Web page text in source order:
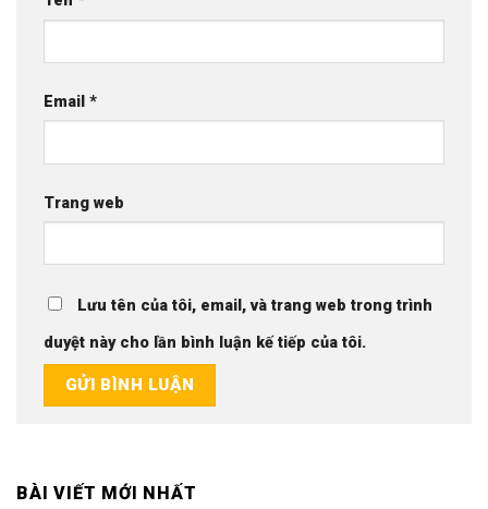
Email *
Trang web
Lưu tên của tôi, email, và trang web trong trình
duyệt này cho lần bình luận kế tiếp của tôi.
BÀI VIẾT MỚI NHẤT